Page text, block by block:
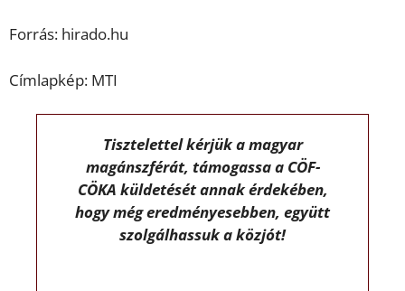
Forrás: hirado.hu
Címlapkép: MTI
Tisztelettel kérjük a magyar
magánszférát, támogassa a CÖF-
CÖKA küldetését annak érdekében,
hogy még eredményesebben, együtt
szolgálhassuk a közjót!